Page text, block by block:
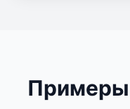
Примеры